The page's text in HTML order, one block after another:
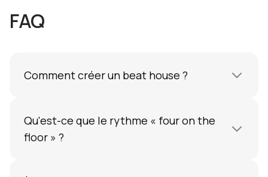
FAQ
Comment créer un beat house ?
120-128 BPM. Ajoutez un clap sur les temps 2
et 4, des charlestons sur les contre-temps,
Qu'est-ce que le rythme « four on the
floor » ?